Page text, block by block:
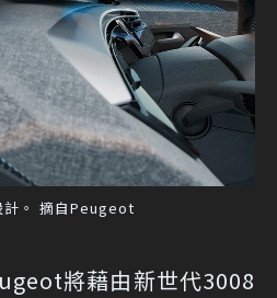
。 摘自Peugeot
將藉由新世代3008